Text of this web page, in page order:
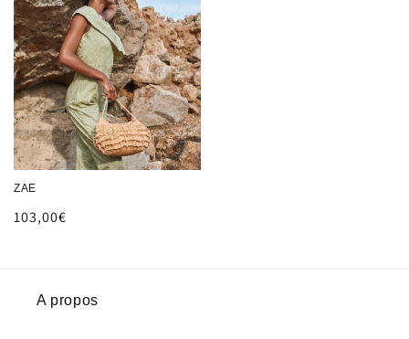
ZAE
Prix
103,00€
A propos